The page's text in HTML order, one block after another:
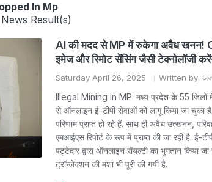
In Mp
Result(s)
AI की मदद से MP में रुकेगा अवैध खनन!
इमेज और रिमोट सेंसिंग जैसी टेक्नोलॉजी
Saturday April 26, 2025 Written by:
Illegal Mining in MP: मध्य प्रदेश के 55 जिलों
से ऑनलाइन ई-टीपी सेवाओं को लागू किया जा चुका
परिणाम प्राप्त हो रहे हैं. साथ ही अवैध उत्खनन,
एमआईएस रिपोर्ट के रूप में प्राप्त की जा रही है. ई-
पट्टेदार द्वारा ऑनलाइन रॉयल्टी का भुगतान किया
ट्रॉन्जेक्शन की मंशा भी पूरी की गयी है.